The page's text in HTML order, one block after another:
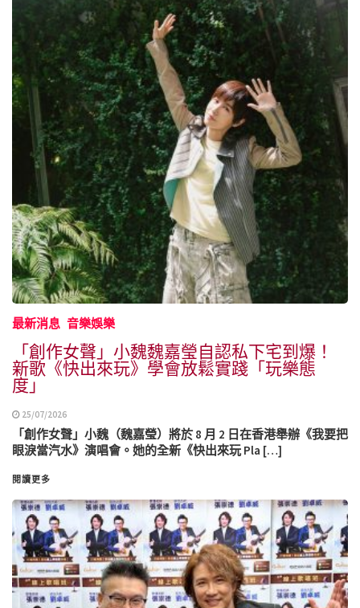
最新消息 音樂娛樂
「創作女聲」小魏魏嘉瑩自認私下宅到爆！
新歌《快出來玩》學會放鬆實踐「玩樂態
度」
25/07/2026
「創作女聲」小魏（魏嘉瑩）將於 8 月 2 日在香港舉辦《我要把
眼淚當汽水》演唱會。她的全新《快出來玩 Pla […]
閱讀更多